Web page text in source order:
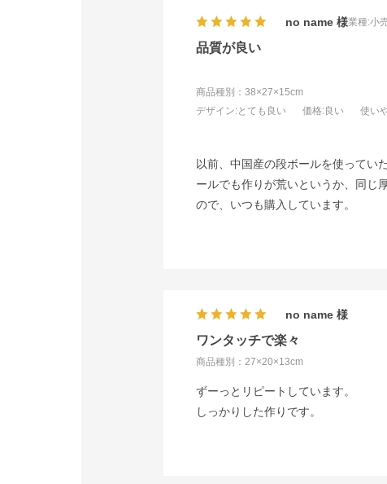
品質が良い
商品種別：38×27×15cm
デザイン:とても良い 価格:良い 使い
no name 業種:小
以前、中国産の段ボールを使ってい
ールでも作りが荒いというか、同じ
ので、いつも購入しています。
ワンタッチで楽々
商品種別：27×20×13cm
no name
ずーっとリピートしています。
しっかりした作りです。